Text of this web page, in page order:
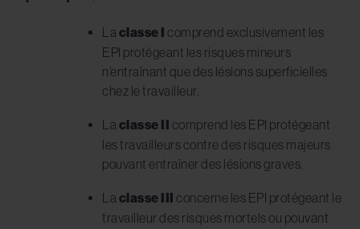
La classe I
comprend exclusivement les
EPI protégeant les risques mineurs
n’entraînant que des lésions superficielles
chez le travailleur.
La classe II
comprend les EPI protégeant
les travailleurs contre des risques majeurs
pouvant entraîner des lésions graves.
La classe III
concerne les EPI protégeant le
travailleur des risques mortels ou pouvant